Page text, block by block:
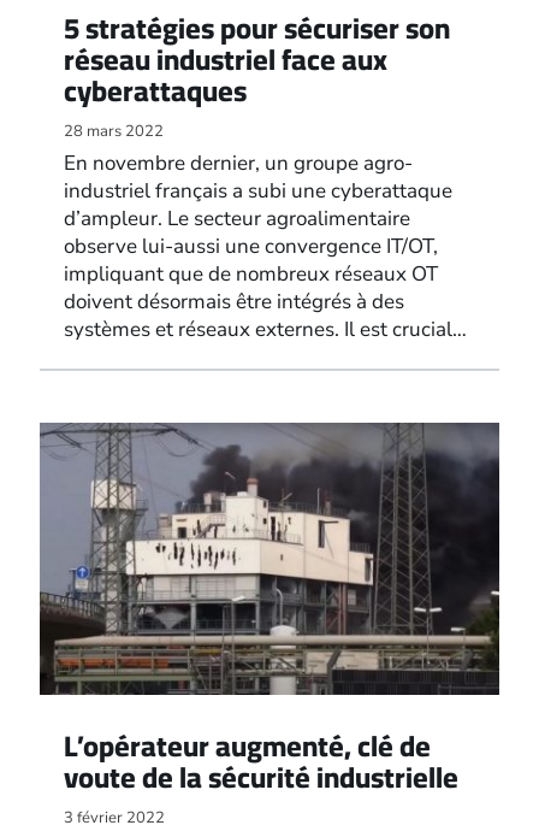
5 stratégies pour sécuriser son
réseau industriel face aux
cyberattaques
28 mars 2022
En novembre dernier, un groupe agro-
industriel français a subi une cyberattaque
d’ampleur. Le secteur agroalimentaire
observe lui-aussi une convergence IT/OT,
impliquant que de nombreux réseaux OT
doivent désormais être intégrés à des
systèmes et réseaux externes. Il est crucial…
L’opérateur augmenté, clé de
voute de la sécurité industrielle
3 février 2022